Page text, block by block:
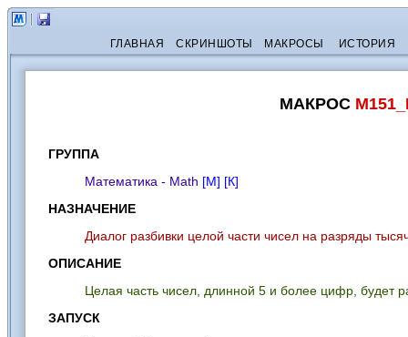
ГЛАВНАЯ СКРИНШОТЫ МАКРОСЫ ИСТОРИЯ
МАКРОС
ГРУППА
Математика - Math [М] [К]
НАЗНАЧЕНИЕ
Диалог разбивки целой части чисел на разряды
ОПИСАНИЕ
Целая часть чисел, длинной 5 и более цифр,
ЗАПУСК